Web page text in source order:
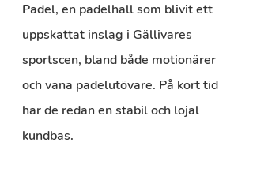
Padel, en padelhall som blivit ett
uppskattat inslag i Gällivares
sportscen, bland både motionärer
och vana padelutövare. På kort tid
har de redan en stabil och lojal
kundbas.